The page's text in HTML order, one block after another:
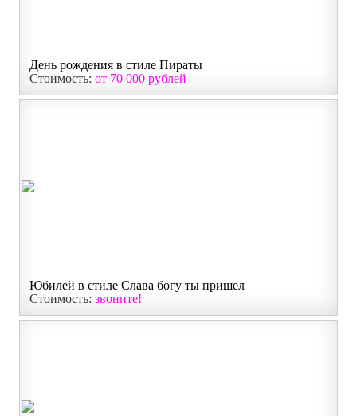
День рождения в стиле Пираты
Стоимость: от 70 000 рублей
Юбилей в стиле Слава богу ты пришел
Стоимость: звоните!